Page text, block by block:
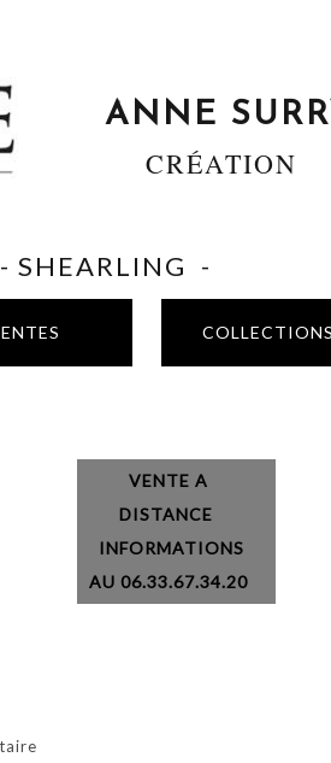
ANNE
CRÉATION
VENTE A
DISTANCE
INFORMATIONS
AU 06.33.67.34.20
SHEARLING -
COLLECTIONS